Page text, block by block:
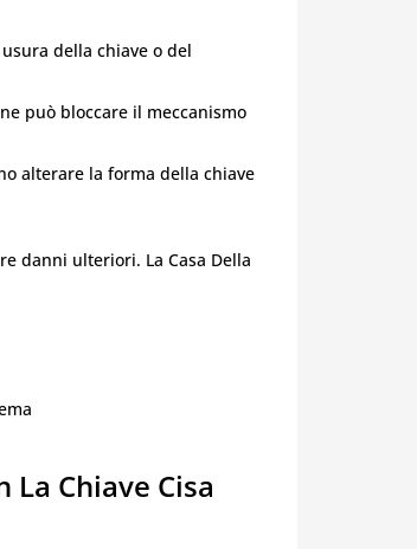
della chiave o del
può bloccare il meccanismo
alterare la forma della chiave
danni ulteriori. La Casa Della
Chiave Cisa